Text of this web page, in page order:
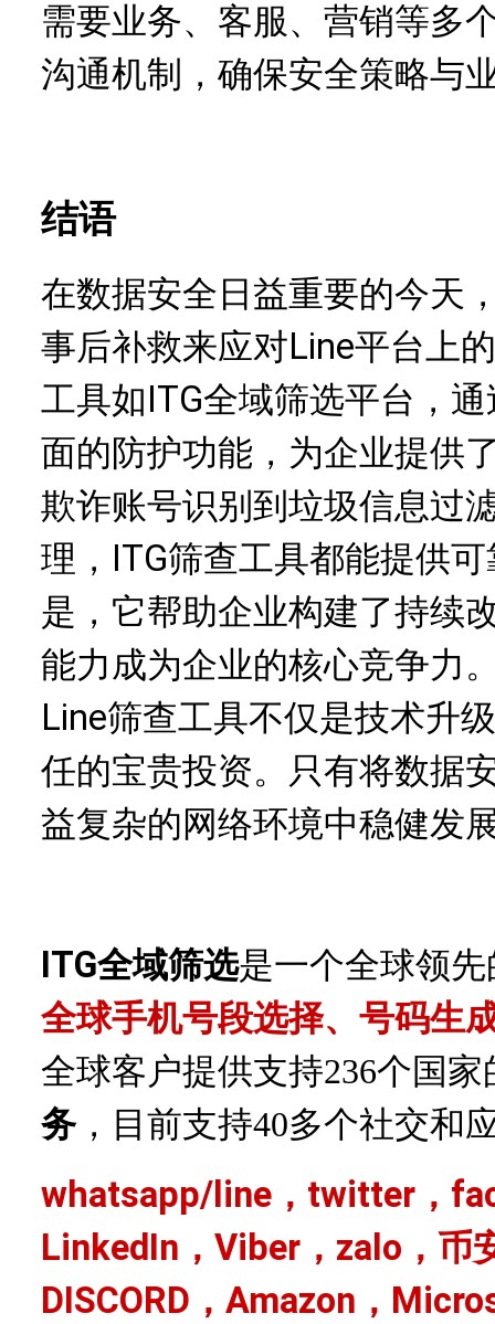
需要业务、客服、营销等多
沟通机制，确保安全策略与
结语
在数据安全日益重要的今天
事后补救来应对Line平台上
工具如ITG全域筛选平台，
面的防护功能，为企业提供
欺诈账号识别到垃圾信息过
理，ITG筛查工具都能提供
是，它帮助企业构建了持续
能力成为企业的核心竞争力
Line筛查工具不仅是技术升
任的宝贵投资。只有将数据
益复杂的网络环境中稳健发
ITG全域筛选是一个全球领
全球手机号段选择、号码生
全球客户提供支持236个国
务，目前支持40多个社交和
whatsapp/line，twitter，
LinkedIn，Viber，zalo，币
DISCORD，Amazon，